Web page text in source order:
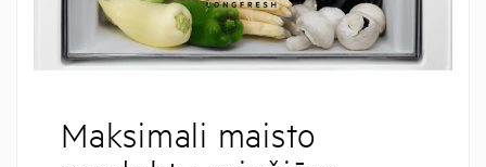
Maksimali maisto